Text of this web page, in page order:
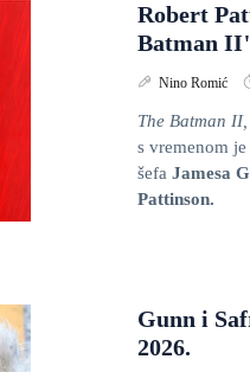
Robert
Batman
Nino Romić
The Batman II,
s vremenom
šefa Jamesa
Pattinson.
Gunn i
2026.